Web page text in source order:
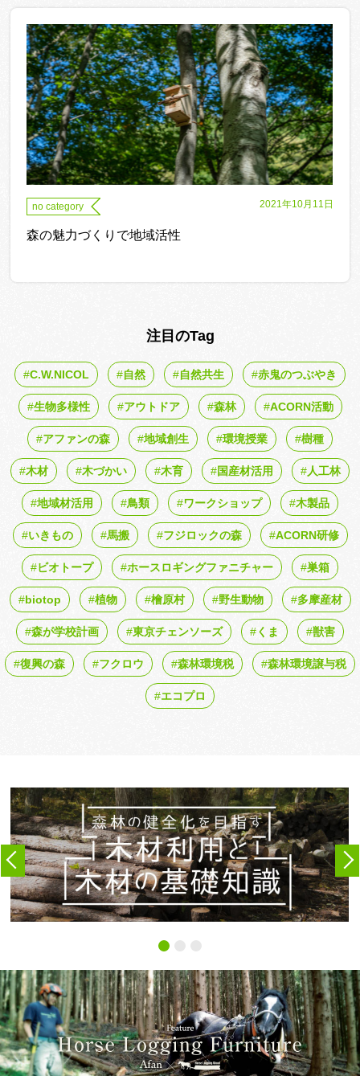
no category 2021年10月11日
森の魅力づくりで地域活性
注目のTag
C.W.NICOL 自然 自然共生 赤鬼のつぶやき
生物多様性 アウトドア 森林 ACORN活動
アファンの森 地域創生 環境授業 樹種
木材 木づかい 木育 国産材活用 人工林
地域材活用 鳥類 ワークショップ 木製品
いきもの 馬搬 フジロックの森 ACORN研修
ビオトープ ホースロギングファニチャー 巣箱
biotop 植物 檜原村 野生動物 多摩産材
森が学校計画 東京チェンソーズ くま 獣害
復興の森 フクロウ 森林環境税 森林環境譲与税
エコプロ